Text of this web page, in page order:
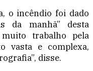
o incêndio foi dado
da manhã” desta
muito trabalho pela
vasta e complexa,
disse.